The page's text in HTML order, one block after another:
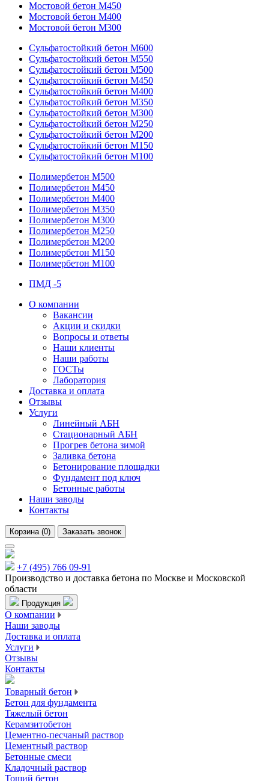
Мостовой бетон M450
Мостовой бетон M400
Мостовой бетон M300
Сульфатостойкий бетон М600
Сульфатостойкий бетон М550
Сульфатостойкий бетон М500
Сульфатостойкий бетон М450
Сульфатостойкий бетон М400
Сульфатостойкий бетон М350
Сульфатостойкий бетон М300
Сульфатостойкий бетон М250
Сульфатостойкий бетон М200
Сульфатостойкий бетон М150
Сульфатостойкий бетон М100
Полимербетон М500
Полимербетон М450
Полимербетон М400
Полимербетон М350
Полимербетон М300
Полимербетон М250
Полимербетон М200
Полимербетон М150
Полимербетон М100
ПМД -5
О компании
Вакансии
Акции и скидки
Вопросы и ответы
Наши клиенты
Наши работы
ГОСТы
Лаборатория
Доставка и оплата
Отзывы
Услуги
Линейный АБН
Стационарный АБН
Прогрев бетона зимой
Заливка бетона
Бетонирование площадки
Фундамент под ключ
Бетонные работы
Наши заводы
Контакты
Корзина (0) Заказать звонок
+7 (495) 766 09-91
Производство и доставка бетона по Москве и Московской
области
Продукция
О компании
Наши заводы
Доставка и оплата
Услуги
Отзывы
Контакты
Товарный бетон
Бетон для фундамента
Тяжелый бетон
Керамзитобетон
Цементно-песчаный раствор
Цементный раствор
Бетонные смеси
Кладочный раствор
Тощий бетон